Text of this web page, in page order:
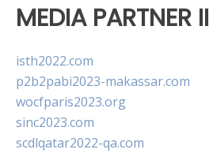
MEDIA PARTNER II
isth2022.com
p2b2pabi2023-makassar.com
wocfparis2023.org
sinc2023.com
scdlqatar2022-qa.com